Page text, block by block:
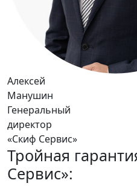
Алексей
Манушин
Генеральный
директор
«Скиф Сервис»
Тройная
Сервис»: